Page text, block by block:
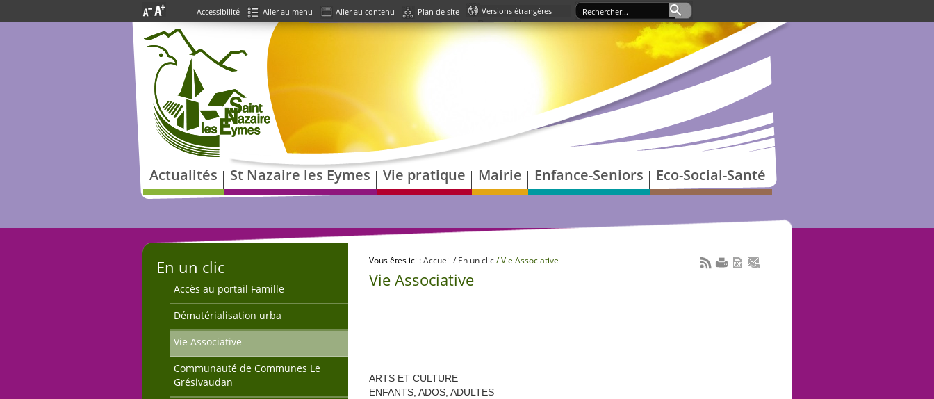
Accessibilité Aller au menu Aller au contenu Plan de site
Powered by
Translate
Actualités St Nazaire les Eymes Vie pratique Mairie Enfance-Seniors Eco-Social-Santé
En un clic
Accès au portail Famille
Dématérialisation urba
Vie Associative
Communauté de Communes Le
Grésivaudan
Vous êtes ici :Accueil / En un clic/ Vie Associative
Vie Associative
ARTS ET CULTURE
ENFANTS, ADOS, ADULTES